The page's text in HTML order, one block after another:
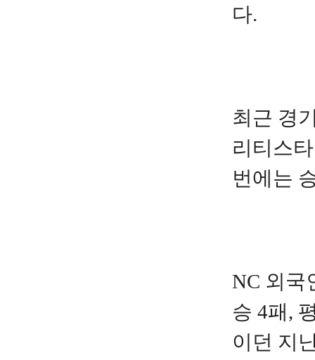
다.
최근 경
리티스
번에는
NC 외국
승 4패,
이던 지